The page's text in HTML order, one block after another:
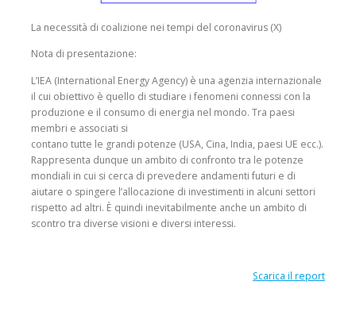
La necessità di coalizione nei tempi del coronavirus (X)
Nota di presentazione:
L’IEA (International Energy Agency) è una agenzia internazionale
il cui obiettivo è quello di studiare i fenomeni connessi con la
produzione e il consumo di energia nel mondo. Tra paesi
membri e associati si
contano tutte le grandi potenze (USA, Cina, India, paesi UE ecc.).
Rappresenta dunque un ambito di confronto tra le potenze
mondiali in cui si cerca di prevedere andamenti futuri e di
aiutare o spingere l’allocazione di investimenti in alcuni settori
rispetto ad altri. È quindi inevitabilmente anche un ambito di
scontro tra diverse visioni e diversi interessi.
Scarica il report